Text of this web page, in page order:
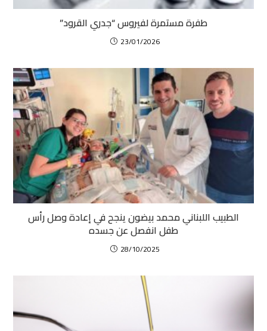
طفرة مستمرة لفيروس “جدري القرود”
23/01/2026
الطبيب اللبناني محمد بيضون ينجح في إعادة وصل رأس
طفل انفصل عن جسده
28/10/2025